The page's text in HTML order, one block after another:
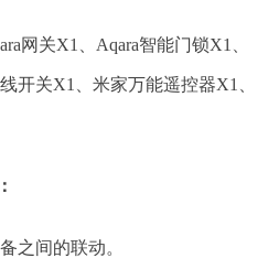
网关X1、Aqara智能门锁X1、
开关X1、米家万能遥控器X1、
之间的联动。